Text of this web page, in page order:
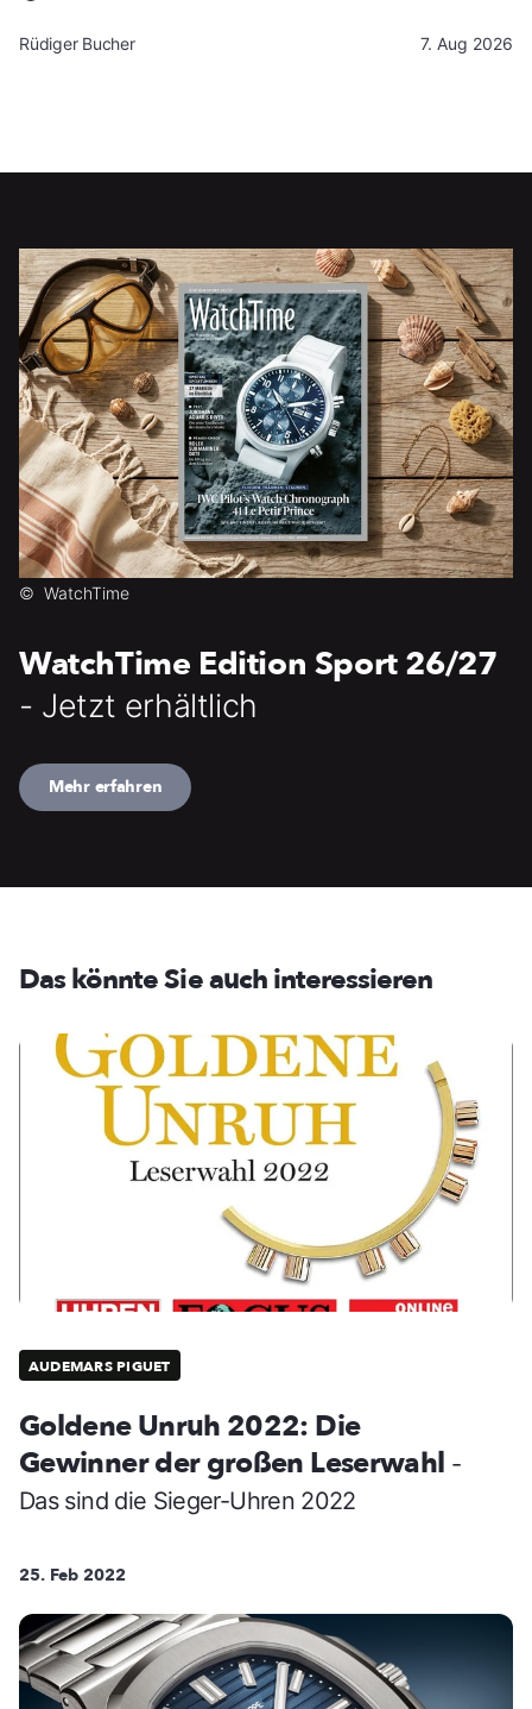
Rüdiger Bucher 7. Aug 2026
© WatchTime
WatchTime Edition Sport 26/27
- Jetzt erhältlich
Mehr erfahren
Das könnte Sie auch interessieren
AUDEMARS PIGUET
Goldene Unruh 2022: Die
Gewinner der großen Leserwahl -
Das sind die Sieger-Uhren 2022
25. Feb 2022